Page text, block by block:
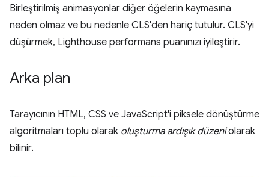
Birleştirilmiş animasyonlar diğer öğelerin kaymasına
neden olmaz ve bu nedenle CLS'den hariç tutulur. CLS'yi
düşürmek, Lighthouse performans puanınızı iyileştirir.
Arka plan
Tarayıcının HTML, CSS ve JavaScript'i piksele dönüştürme
algoritmaları toplu olarak oluşturma ardışık düzeniolarak
bilinir.